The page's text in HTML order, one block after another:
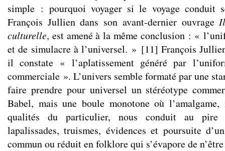
simple : pourquoi voyager si le voyage conduit
François Jullien dans son avant-dernier ouvrage
culturelle, est amené à la même conclusion : «
et de simulacre à l’universel. » [11] François
il constate « l’aplatissement généré par
commerciale ». L’univers semble formaté par une
faire prendre pour universel un stéréotype
Babel, mais une boule monotone où l’amalgame,
qualités du particulier, nous conduit au pire
lapalissades, truismes, évidences et poursuite
commun ou réduit en folklore qui s’évapore de